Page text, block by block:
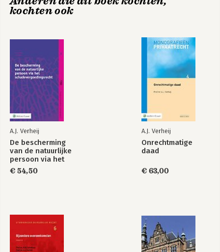
kochten ook
A.J. Verheij
De bescherming
van de natuurlijke
persoon via het
€ 54,50
A.J. Verheij
Onrechtmatige
daad
€ 63,00